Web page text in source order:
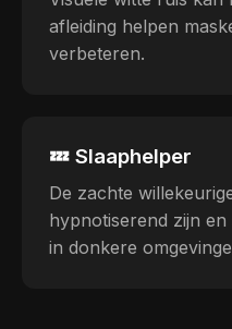
afleiding helpen
verbeteren.
💤 Slaaphelper
De zachte
hypnotiserend zijn
in donkere